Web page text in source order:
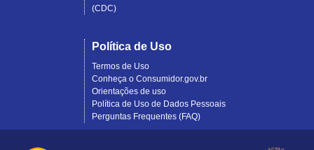
(CDC)
Política de Uso
Termos de Uso
Conheça o Consumidor.gov.br
Orientações de uso
Política de Uso de Dados Pessoais
Perguntas Frequentes (FAQ)